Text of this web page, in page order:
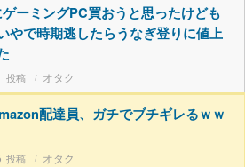
ーミングPC買おうと思ったけども
やで時期逃したらうなぎ登りに値上
オタク
配達員、ガチでブチギレるｗｗ
オタク